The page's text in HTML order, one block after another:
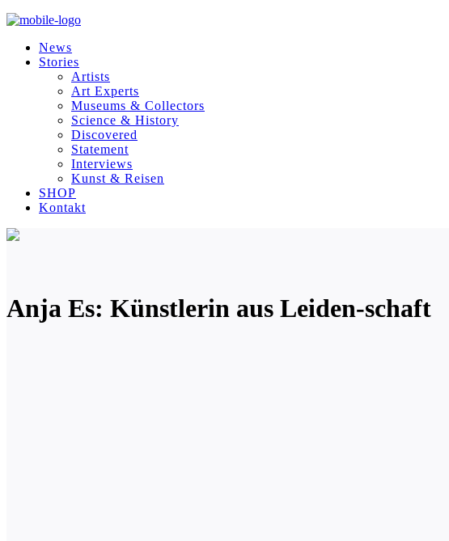
News
Stories
Artists
Art Experts
Museums & Collectors
Science & History
Discovered
Statement
Interviews
Kunst & Reisen
SHOP
Kontakt
Anja Es: Künstlerin aus Leiden-schaft